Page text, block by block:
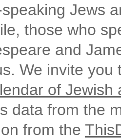
Jews
those who
and
We invite
of Jewish
data from the
from the